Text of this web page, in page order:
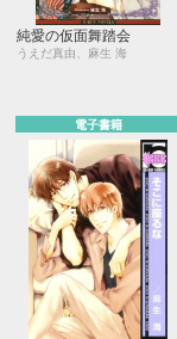
純愛の仮面舞踏会
うえだ真由、麻生 海
電子書籍